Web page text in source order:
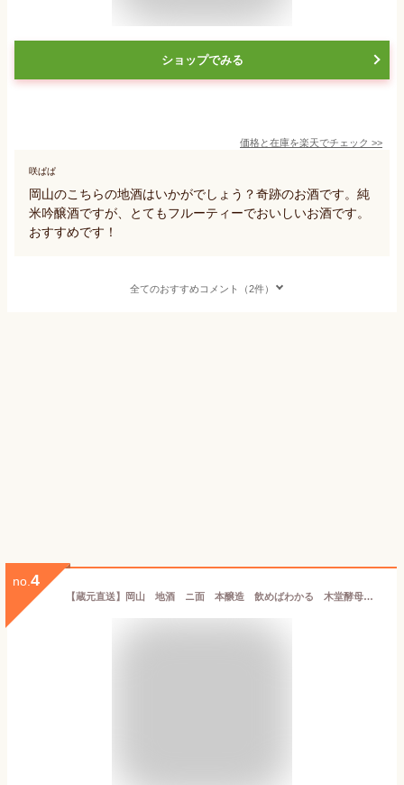
ショップでみる
価格と在庫を楽天でチェック >>
咲ぱぱ
岡山のこちらの地酒はいかがでしょう？奇跡のお酒です。純
米吟醸酒ですが、とてもフルーティーでおいしいお酒です。
おすすめです！
全てのおすすめコメント（2件）
no. 4
【蔵元直送】岡山 地酒 ニ面 本醸造 飲めばわかる 木堂酵母のお酒 720ml